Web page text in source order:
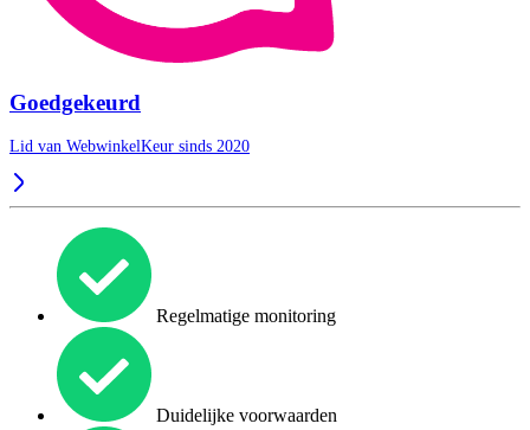
Goedgekeurd
Lid van WebwinkelKeur sinds 2020
Regelmatige monitoring
Duidelijke voorwaarden